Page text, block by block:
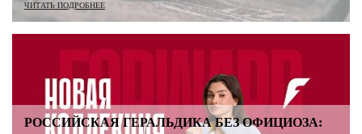
ЧИТАТЬ ПОДРОБНЕЕ
РОССИЙСКАЯ ГЕРАЛЬДИКА БЕЗ ОФИЦИОЗА: